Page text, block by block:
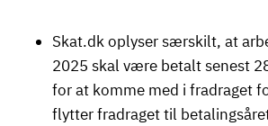
Skat.dk oplyser særskilt, at
2025 skal være betalt senest
for at komme med i fradraget
flytter fradraget til